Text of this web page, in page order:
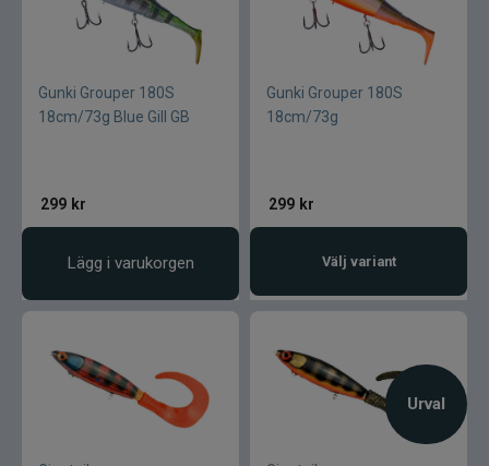
Urval
Gunki Grouper 180S
18cm/73g Blue Gill GB
299 kr
Lägg i varukorgen
Gunki Grouper 180S
18cm/73g
299 kr
Välj variant